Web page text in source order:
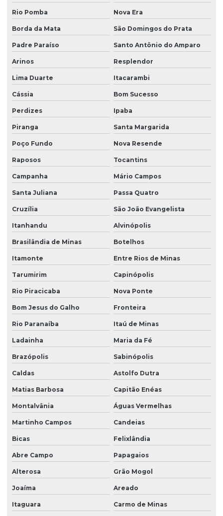
Hidrossemeadura em são paulo
Hidrossemeadura à venda
Leiva de grama
Manutenção de áreas verde em sp
Orçamento de plantio de grama
Plantio de árvores nativas
Plantio de árvores nativas em sp
Plantio de grama em aeroportos
Plantio de grama em aeroportos em sp
Plantio de grama com areia
Plantio de grama em bahia
Plantio de grama em barranco
Plantio de grama em condomínio
Plantio de grama esmeralda
Plantio de grama esmeralda por semeadura
Plantio de grama na fazenda boa vista
Plantio de grama com hidrossemeadura
Plantio de grama com hidrossemeadura em sp
Plantio de grama em leivas
Plantio de grama em loteamentos
Plantio de grama em loteamentos em sp
Plantio de grama em minas gerais
Plantio de grama para obras
Plantio de grama por hidrossemeadura
Plantio de grama na quinta da baroneza
Rio Pomba Nova Era
Borda da Mata São Domingos do Prata
Padre Paraíso Santo Antônio do Amparo
Arinos Resplendor
Lima Duarte Itacarambi
Cássia Bom Sucesso
Perdizes Ipaba
Piranga Santa Margarida
Poço Fundo Nova Resende
Raposos Tocantins
Campanha Mário Campos
Santa Juliana Passa Quatro
Cruzília São João Evangelista
Itanhandu Alvinópolis
Brasilândia de Minas Botelhos
Itamonte Entre Rios de Minas
Tarumirim Capinópolis
Rio Piracicaba Nova Ponte
Bom Jesus do Galho Fronteira
Rio Paranaíba Itaú de Minas
Ladainha Maria da Fé
Brazópolis Sabinópolis
Caldas Astolfo Dutra
Matias Barbosa Capitão Enéas
Montalvânia Águas Vermelhas
Martinho Campos Candeias
Bicas Felixlândia
Abre Campo Papagaios
Alterosa Grão Mogol
Joaíma Areado
Itaguara Carmo de Minas